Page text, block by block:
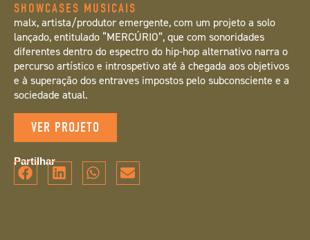
SHOWCASES MUSICAIS
malx, artista/produtor emergente, com um projeto a solo
lançado, entitulado “MERCÚRIO”, que com sonoridades
diferentes dentro do espectro do hip-hop alternativo narra o
percurso artístico e introspetivo até à chegada aos objetivos
e à superação dos entraves impostos pelo subconsciente e a
sociedade atual.
VER PROJETO
Partilhar